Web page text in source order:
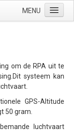
MENU
om de RPA uit te
systeem kan
GPS-Altitude
50 gram.
luchtvaart